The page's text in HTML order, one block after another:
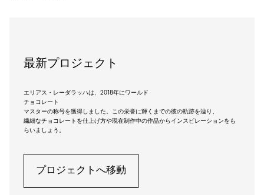
最新プロジェクト
エリアス・レーダラッハは、2018年にワールド
チョコレート
マスターの称号を獲得しました。この栄誉に輝くまでの彼の軌跡を辿り、
繊細なチョコレートを仕上げ方や現在制作中の作品からインスピレーションをも
らいましょう。
プロジェクトへ移動